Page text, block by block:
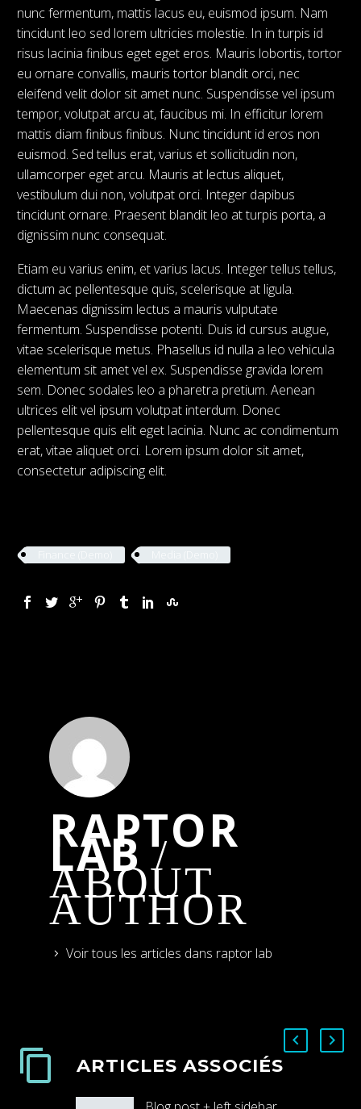
nunc fermentum, mattis lacus eu, euismod ipsum. Nam
tincidunt leo sed lorem ultricies molestie. In in turpis id
risus lacinia finibus eget eget eros. Mauris lobortis, tortor
eu ornare convallis, mauris tortor blandit orci, nec
eleifend velit dolor sit amet nunc. Suspendisse vel ipsum
tempor, volutpat arcu at, faucibus mi. In efficitur lorem
mattis diam finibus finibus. Nunc tincidunt id eros non
euismod. Sed tellus erat, varius et sollicitudin non,
ullamcorper eget arcu. Mauris at lectus aliquet,
vestibulum dui non, volutpat orci. Integer dapibus
tincidunt ornare. Praesent blandit leo at turpis porta, a
dignissim nunc consequat.
Etiam eu varius enim, et varius lacus. Integer tellus tellus,
dictum ac pellentesque quis, scelerisque at ligula.
Maecenas dignissim lectus a mauris vulputate
fermentum. Suspendisse potenti. Duis id cursus augue,
vitae scelerisque metus. Phasellus id nulla a leo vehicula
elementum sit amet vel ex. Suspendisse gravida lorem
sem. Donec sodales leo a pharetra pretium. Aenean
ultrices elit vel ipsum volutpat interdum. Donec
pellentesque quis elit eget lacinia. Nunc ac condimentum
erat, vitae aliquet orci. Lorem ipsum dolor sit amet,
consectetur adipiscing elit.
RAPTOR
LAB/
ABOUT
AUTHOR
Voir tous les articles dans raptor lab
ARTICLES ASSOCIÉS